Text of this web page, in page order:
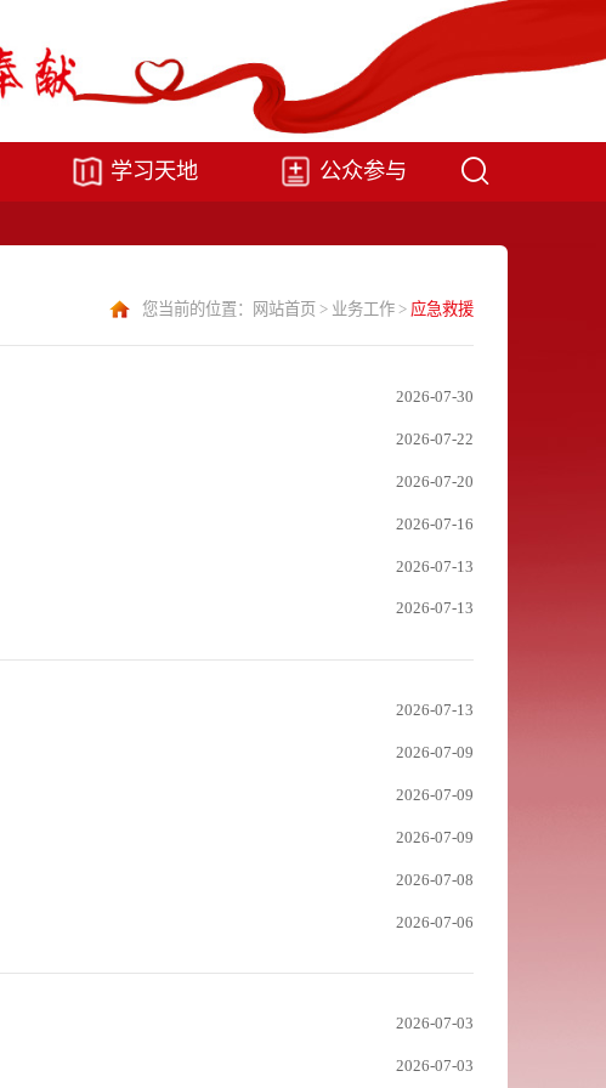
学习天地 公众参与
您当前的位置： 网站首页 > 业务工作 > 应急救援
2026-07-30
2026-07-22
2026-07-20
2026-07-16
2026-07-13
2026-07-13
2026-07-13
2026-07-09
2026-07-09
2026-07-09
2026-07-08
2026-07-06
2026-07-03
2026-07-03